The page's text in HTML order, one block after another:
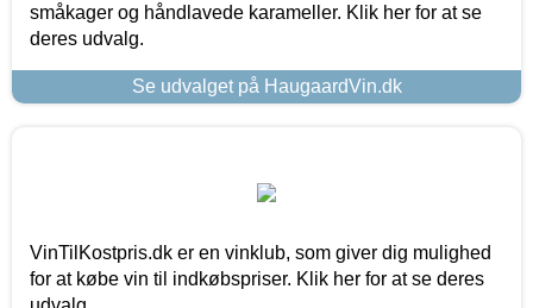
småkager og håndlavede karameller. Klik her for at se
deres udvalg.
Se udvalget på HaugaardVin.dk
VinTilKostpris.dk er en vinklub, som giver dig mulighed
for at købe vin til indkøbspriser. Klik her for at se deres